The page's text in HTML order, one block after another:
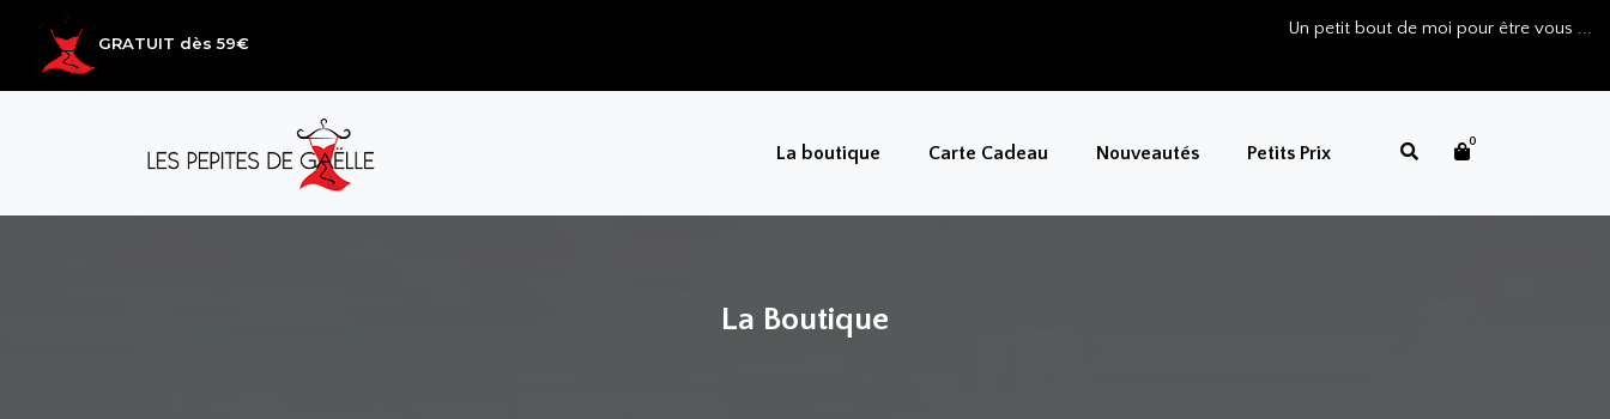
Livraison
Un petit bout de moi pour être vous ...
La boutique Carte Cadeau Nouveautés Petits Prix
0
La Boutique